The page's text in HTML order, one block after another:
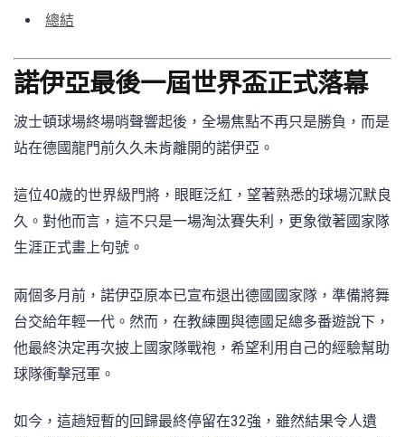
總結
諾伊亞最後一屆世界盃正式落幕
波士頓球場終場哨聲響起後，全場焦點不再只是勝負，而是
站在德國龍門前久久未肯離開的諾伊亞。
這位40歲的世界級門將，眼眶泛紅，望著熟悉的球場沉默良
久。對他而言，這不只是一場淘汰賽失利，更象徵著國家隊
生涯正式畫上句號。
兩個多月前，諾伊亞原本已宣布退出德國國家隊，準備將舞
台交給年輕一代。然而，在教練團與德國足總多番遊說下，
他最終決定再次披上國家隊戰袍，希望利用自己的經驗幫助
球隊衝擊冠軍。
如今，這趟短暫的回歸最終停留在32強，雖然結果令人遺